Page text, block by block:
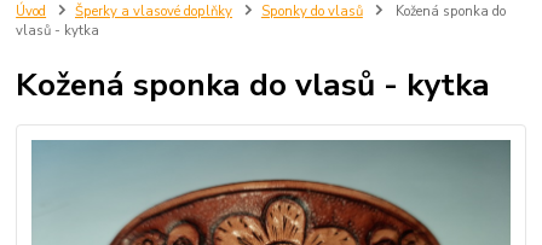
Úvod Šperky a vlasové doplňky Sponky do vlasů
Kožená sponka do
vlasů - kytka
Kožená sponka do vlasů - kytka